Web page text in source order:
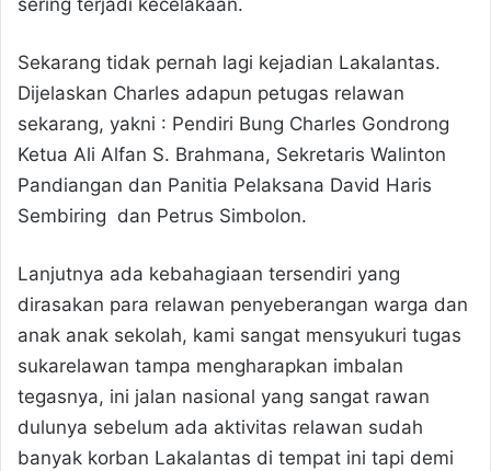
sering terjadi kecelakaan.
Sekarang tidak pernah lagi kejadian Lakalantas.
Dijelaskan Charles adapun petugas relawan
sekarang, yakni : Pendiri Bung Charles Gondrong
Ketua Ali Alfan S. Brahmana, Sekretaris Walinton
Pandiangan dan Panitia Pelaksana David Haris
Sembiring dan Petrus Simbolon.
Lanjutnya ada kebahagiaan tersendiri yang
dirasakan para relawan penyeberangan warga dan
anak anak sekolah, kami sangat mensyukuri tugas
sukarelawan tampa mengharapkan imbalan
tegasnya, ini jalan nasional yang sangat rawan
dulunya sebelum ada aktivitas relawan sudah
banyak korban Lakalantas di tempat ini tapi demi